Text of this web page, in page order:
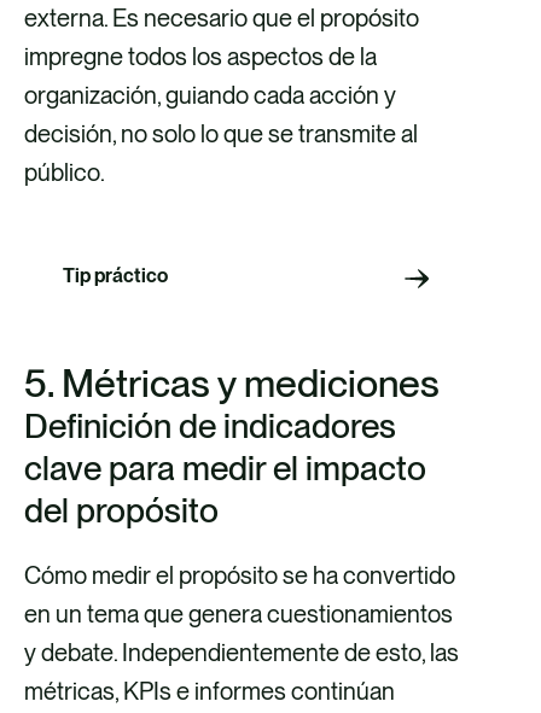
externa. Es necesario que el propósito
impregne todos los aspectos de la
organización, guiando cada acción y
decisión, no solo lo que se transmite al
público.
Tip práctico
Producto
5. Métricas y mediciones
Definición de indicadores
clave para medir el impacto
del propósito
Cómo medir el propósito se ha convertido
en un tema que genera cuestionamientos
y debate. Independientemente de esto, las
métricas, KPIs e informes continúan